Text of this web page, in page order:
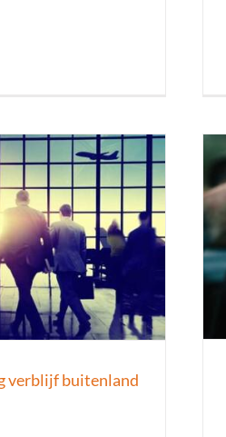
verblijf buitenland
B 75+
Nieuws Rijbewijskeuringen